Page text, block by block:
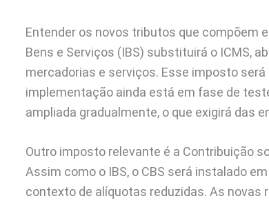
Entender os novos tributos que compõem
Bens e Serviços (IBS) substituirá o ICMS,
mercadorias e serviços. Esse imposto
implementação ainda está em fase de
ampliada gradualmente, o que exigirá das
Outro imposto relevante é a Contribuição
Assim como o IBS, o CBS será instalado
contexto de alíquotas reduzidas. As novas